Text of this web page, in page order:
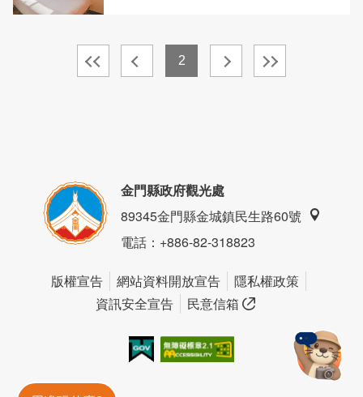
2
金門縣政府觀光處
89345金門縣金城鎮民生路60號
電話：+886-82-318823
版權宣告 網站資料開放宣告
隱私權政策
資訊安全宣告
民意信箱